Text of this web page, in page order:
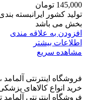
145,000 تومان
تولید کشور ایرانبسته
بخش می باشد
افزودن به علاقه مندی
اطلاعات بیشتر
مشاهده سریع
فروشگاه اینترنتی
خرید انواع کالاهای
فروشگاه اینترنتی